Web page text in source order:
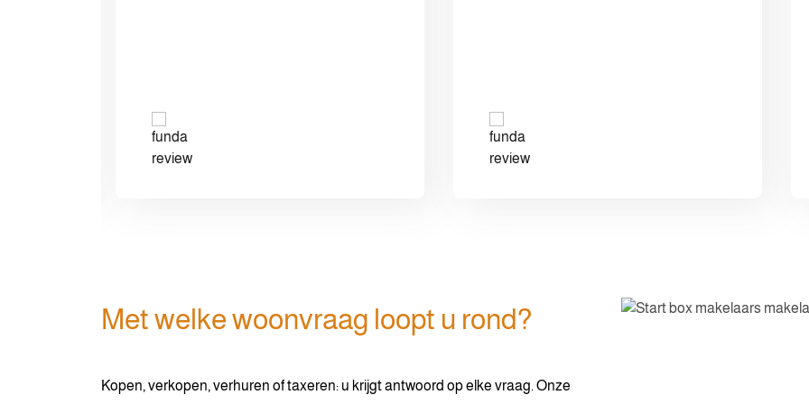
Met welke woonvraag loopt u rond?
Kopen, verkopen, verhuren of taxeren: u krijgt antwoord op elke vraag. Onze